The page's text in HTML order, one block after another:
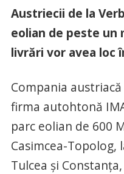
Austriecii de la
eolian de peste un
livrări vor avea loc
Compania
firma autohtonă
parc eolian de 600
Casimcea-
Tulcea şi